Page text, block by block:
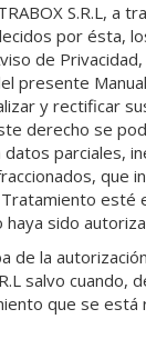
S.R.L, a
por ésta,
de
presente
y rectificar
derecho se
parciales,
que
esté
haya sido
de la
salvo cuando,
que se está